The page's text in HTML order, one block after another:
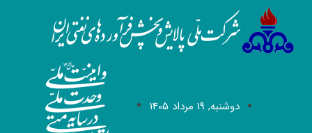
دوشنبه, 19 مرداد 1405